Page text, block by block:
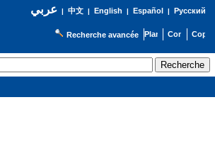
عربي| 中文| English | Español | Русский
Recherche avancée